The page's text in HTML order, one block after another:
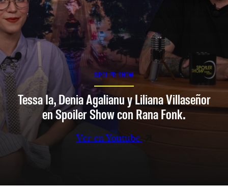
SPOILER SHOW
Tessa Ia, Denia Agalianu y Liliana Villaseñor
en Spoiler Show con Rana Fonk.
Ver en Youtube